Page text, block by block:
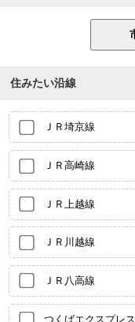
住みたい沿線
ＪＲ埼京線
ＪＲ高崎線
ＪＲ上越線
ＪＲ川越線
ＪＲ八高線
つくばエクスプレス